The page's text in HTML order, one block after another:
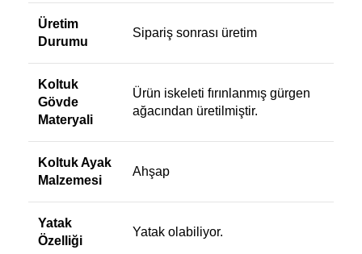
Üretim
Durumu
Sipariş sonrası üretim
Koltuk
Gövde
Materyali
Ürün iskeleti fırınlanmış gürgen
ağacından üretilmiştir.
Koltuk Ayak
Malzemesi
Ahşap
Yatak
Özelliği
Yatak olabiliyor.